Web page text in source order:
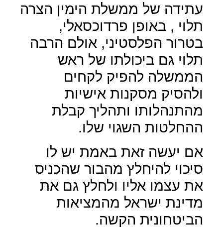
עתידה של ממשלת הימין הצרה
תלוי , באופן פרדוכסאלי,
בטרור הפלסטיני, אולם הרבה
תלוי גם ביכולתו של ראש
הממשלה להפיק לקחים
ולהסיק מסקנות אישיות
מהתנהלותו ותהליך קבלת
ההחלטות השגוי שלו.
אם יעשה זאת באמת יש לו
סיכוי להיחלץ מהבור שהכניס
את עצמו אליו ולחלץ גם את
מדינת ישראל מהמציאות
הביטחונית הקשה.